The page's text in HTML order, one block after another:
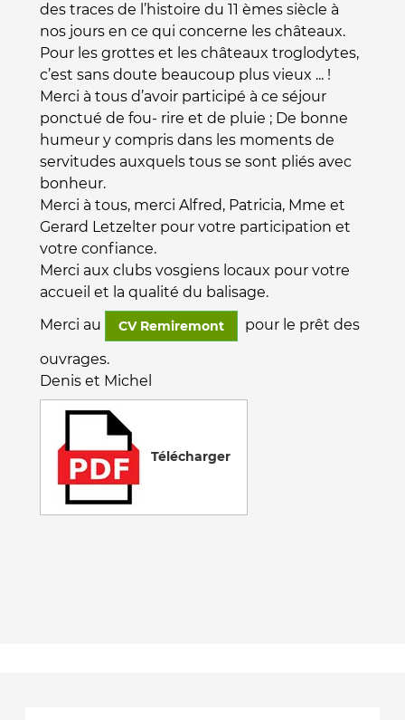
des traces de l’histoire du 11 èmes siècle à
nos jours en ce qui concerne les châteaux.
Pour les grottes et les châteaux troglodytes,
c’est sans doute beaucoup plus vieux ... !
Merci à tous d’avoir participé à ce séjour
ponctué de fou- rire et de pluie ; De bonne
humeur y compris dans les moments de
servitudes auxquels tous se sont pliés avec
bonheur.
Merci à tous, merci Alfred, Patricia, Mme et
Gerard Letzelter pour votre participation et
votre confiance.
Merci aux clubs vosgiens locaux pour votre
accueil et la qualité du balisage.
Merci au
CV Remiremont
pour le prêt des
ouvrages.
Denis et Michel
Télécharger